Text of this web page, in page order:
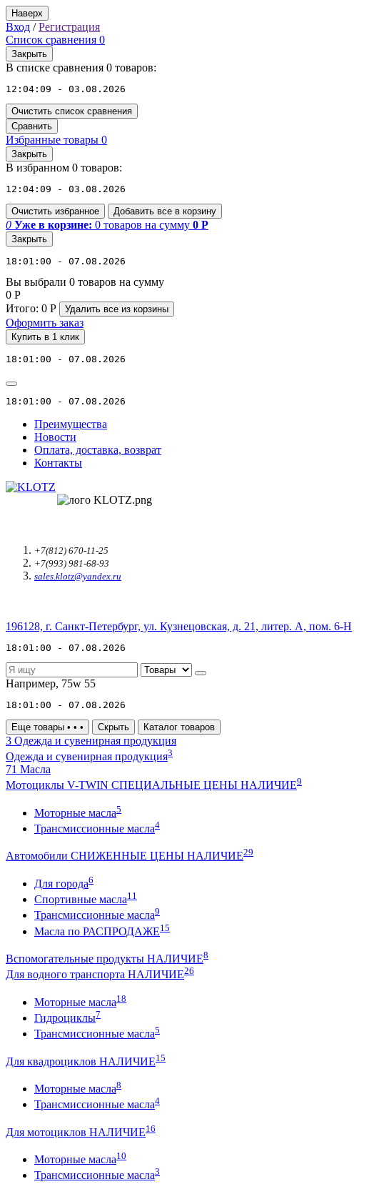
Наверх
Вход /Регистрация
Список сравнения 0
Закрыть
В списке сравнения 0 товаров:
12:04:09 - 03.08.2026
Очистить список сравнения
Сравнить
Избранные товары 0
Закрыть
В избранном 0 товаров:
12:04:09 - 03.08.2026
Очистить избранное Добавить все в корзину
0 Уже в корзине: 0 товаров на сумму 0 Р
Закрыть
18:01:00 - 07.08.2026
Вы выбрали 0 товаров на сумму
0 Р
Итого: 0 Р Удалить все из корзины
Оформить заказ
Купить в 1 клик
18:01:00 - 07.08.2026
18:01:00 - 07.08.2026
Преимущества
Новости
Оплата, доставка, возврат
Контакты
+7(812) 670-11-25
+7(993) 981-68-93
sales.klotz@yandex.ru
196128, г. Санкт-Петербург, ул. Кузнецовская, д. 21, литер. А, пом. 6-Н
18:01:00 - 07.08.2026
Например, 75w 55
18:01:00 - 07.08.2026
Еще товары • • • Скрыть Каталог товаров
3 Одежда и сувенирная продукция
Одежда и сувенирная продукция3
71 Масла
Мотоциклы V-TWIN СПЕЦИАЛЬНЫЕ ЦЕНЫ НАЛИЧИЕ9
Моторные масла5
Трансмиссионные масла4
Автомобили СНИЖЕННЫЕ ЦЕНЫ НАЛИЧИЕ29
Для города6
Спортивные масла11
Трансмиссионные масла9
Масла по РАСПРОДАЖЕ15
Вспомогательные продукты НАЛИЧИЕ8
Для водного транспорта НАЛИЧИЕ26
Моторные масла18
Гидроциклы7
Трансмиссионные масла5
Для квадроциклов НАЛИЧИЕ15
Моторные масла8
Трансмиссионные масла4
Для мотоциклов НАЛИЧИЕ16
Моторные масла10
Трансмиссионные масла3